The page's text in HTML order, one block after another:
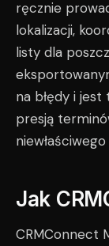
ręcznie
lokalizacji,
listy dla
na błędy i
presją
Jak
CRMConnect